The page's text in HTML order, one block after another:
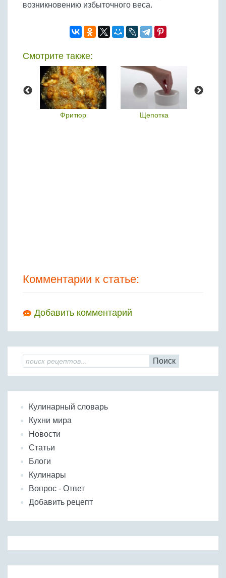
возникновению избыточного веса.
Смотрите также:
Фритюр Щепотка
Комментарии к статье:
Добавить комментарий
Поиск
Кулинарный словарь
Кухни мира
Новости
Статьи
Блоги
Кулинары
Вопрос - Ответ
Добавить рецепт